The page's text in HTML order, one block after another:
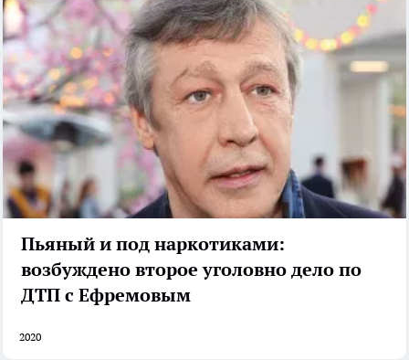
Пьяный и под наркотиками:
возбуждено второе уголовно дело по
ДТП с Ефремовым
2020